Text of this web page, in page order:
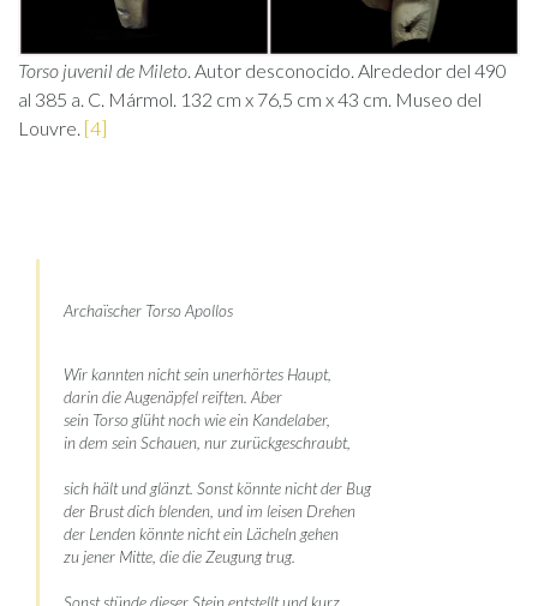
Torso juvenil de Mileto. Autor desconocido. Alrededor del 490
al 385 a. C. Mármol. 132 cm x 76,5 cm x 43 cm. Museo del
Louvre. [4]
Archaïscher Torso Apollos
Wir kannten nicht sein unerhörtes Haupt,
darin die Augenäpfel reiften. Aber
sein Torso glüht noch wie ein Kandelaber,
in dem sein Schauen, nur zurückgeschraubt,
sich hält und glänzt. Sonst könnte nicht der Bug
der Brust dich blenden, und im leisen Drehen
der Lenden könnte nicht ein Lächeln gehen
zu jener Mitte, die die Zeugung trug.